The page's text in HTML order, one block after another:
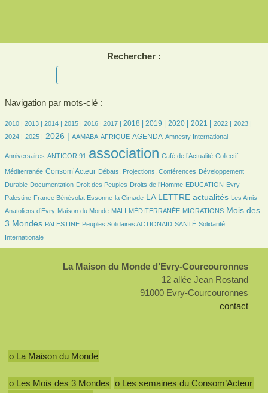
Rechercher :
Navigation par mots-clé :
4/1598
2010 |
4/15982013 |
150/1598 2014 |
288/1598 2015 |
314/1598 2016 |
306/1598 2017 |
494/1598 2018 |
441/1598 2019 |
356/1598 2020 |
389/1598 2021 |
289/1598 2022 |
276/1598 2023 |
274/1598
2024 |
299/1598
2025 |
562/1598 2026 |
41/1598 AAMABA
106/1598 AFRIQUE
350/1598 AGENDA
4/1598 Amnesty International
16/1598
Anniversaires ANTICOR 91 association Café de l’Actualité Collectif
Méditerranée
543/1598 Consom’Acteur
104/1598 Débats, Projections, Conférences
89/1598
Développement
Durable
32/1598Documentation
16/1598 Droit des Peuples
103/1598 Droits de l’Homme
23/1598 EDUCATION
7/1598
Evry
Palestine
88/1598France Bénévolat Essonne
16/1598 la Cimade
562/1598 LA LETTRE actualités
16/1598
Les Amis
Anatoliens d’Evry
52/1598 Maison du Monde
12/1598 MALI
4/1598 MÉDITERRANÉE
82/1598 MIGRATIONS
594/1598
Mois des
3 Mondes
63/1598 PALESTINE
71/1598 Peuples Solidaires ACTIONAID
90/1598 SANTÉ
144/1598
Solidarité
Internationale
La Maison du Monde d’Evry-Courcouronnes
12 allée Jean Rostand
91000 Evry-Courcouronnes
contact
o La Maison du Monde
o Les Mois des 3 Mondes o Les semaines du Consom’Acteur